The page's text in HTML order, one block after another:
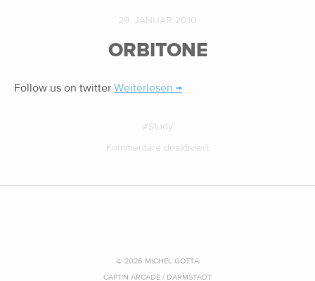
29. JANUAR 2010
ORBITONE
Follow us on twitter Weiterlesen →
Study
Kommentare deaktiviert
© 2026 MICHEL GOTTA
CAPT'N ARCADE / DARMSTADT